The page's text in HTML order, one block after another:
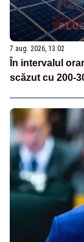
7 aug. 2026, 13:02
În intervalul
scăzut cu 200-